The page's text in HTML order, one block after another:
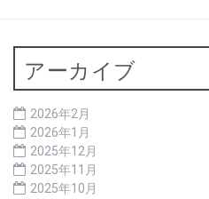
アーカイブ
2026年2月
2026年1月
2025年12月
2025年11月
2025年10月